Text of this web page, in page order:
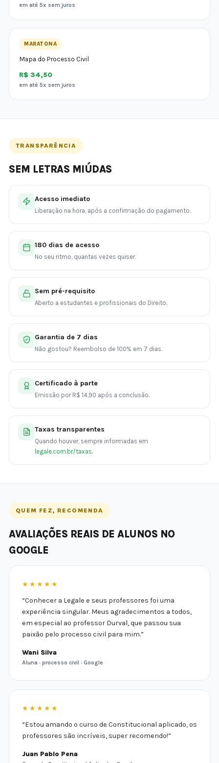
em até 5x sem juros
MARATONA
Mapa do Processo Civil
R$ 34,50
em até 5x sem juros
TRANSPARÊNCIA
SEM LETRAS MIÚDAS
Acesso imediato
Liberação na hora, após a confirmação do pagamento.
180 dias de acesso
No seu ritmo, quantas vezes quiser.
Sem pré-requisito
Aberto a estudantes e profissionais do Direito.
Garantia de 7 dias
Não gostou? Reembolso de 100% em 7 dias.
Certificado à parte
Emissão por R$ 14,90 após a conclusão.
Taxas transparentes
Quando houver, sempre informadas em
legale.com.br/taxas.
QUEM FEZ, RECOMENDA
AVALIAÇÕES REAIS DE ALUNOS NO
GOOGLE
★★★★★
“Conhecer a Legale e seus professores foi uma
experiência singular. Meus agradecimentos a todos,
em especial ao professor Durval, que passou sua
paixão pelo processo civil para mim.”
Wani Silva
Aluna · processo civil · Google
★★★★★
“Estou amando o curso de Constitucional aplicado, os
professores são incríveis, super recomendo!”
Juan Pablo Pena